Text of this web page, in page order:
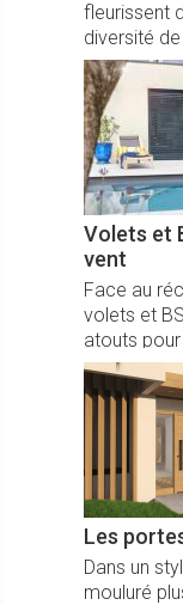
fleurissent
diversité
souhait,
Volets et
vent
Face au
volets et
atouts
répondant
et de
Les
Dans un
mouluré